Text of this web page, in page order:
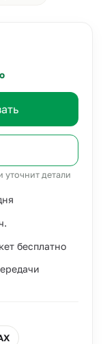
уточнит детали
бесплатно